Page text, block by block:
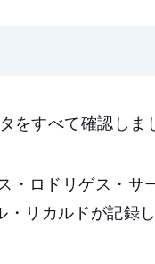
をすべて確認しま
・ロドリゲス・サ
リカルドが記録